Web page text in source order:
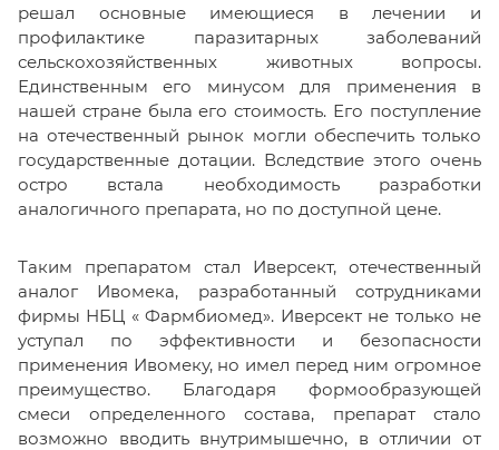
решал основные имеющиеся в лечении и
профилактике паразитарных заболеваний
сельскохозяйственных животных вопросы.
Единственным его минусом для применения в
нашей стране была его стоимость. Его поступление
на отечественный рынок могли обеспечить только
государственные дотации. Вследствие этого очень
остро встала необходимость разработки
аналогичного препарата, но по доступной цене.
Таким препаратом стал Иверсект, отечественный
аналог Ивомека, разработанный сотрудниками
фирмы НБЦ « Фармбиомед». Иверсект не только не
уступал по эффективности и безопасности
применения Ивомеку, но имел перед ним огромное
преимущество. Благодаря формообразующей
смеси определенного состава, препарат стало
возможно вводить внутримышечно, в отличии от